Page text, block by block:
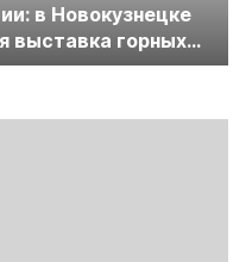
в Новокузнецке
выставка горных
Уголь России и